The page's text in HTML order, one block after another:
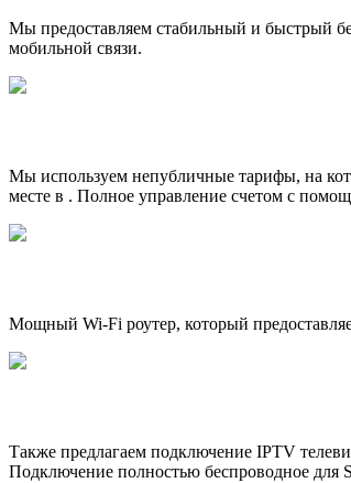
Мы предоставляем стабильный и быстрый
мобильной связи.
Мы используем непубличные тарифы, на
месте в . Полное управление счетом с
Мощный Wi-Fi роутер, который
Также предлагаем подключение IPTV
Подключение полностью беспроводное для